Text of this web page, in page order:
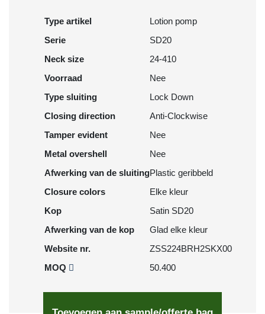
Type artikel
Lotion pomp
Serie
SD20
Neck size
24-410
Voorraad
Nee
Type sluiting
Lock Down
Closing direction
Anti-Clockwise
Tamper evident
Nee
Metal overshell
Nee
Afwerking van de sluitingPlastic geribbeld
Closure colors
Elke kleur
Kop
Satin SD20
Afwerking van de kop
Glad elke kleur
Website nr.
ZSS224BRH2SKX00
MOQ
50.400